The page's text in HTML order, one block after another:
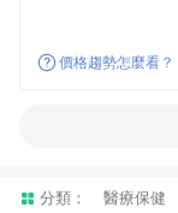
價格趨勢怎麼看？
分類： 醫療保健